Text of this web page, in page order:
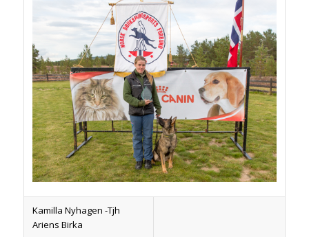
Kamilla Nyhagen -Tjh
Ariens Birka